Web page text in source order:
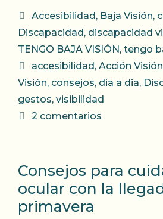
Categorías
Accesibilidad , Baja Visión,
Discapacidad , discapacidad
TENGO BAJA VISIÓN , tengo
Etiquetas
accesibilidad , Acción
Visión, consejos, dia a dia,
gestos, visibilidad
2 comentarios
Consejos para
ocular con la
primavera